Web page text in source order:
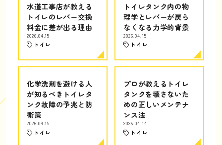
水道工事店が教える
トイレのレバー交換
料金に差が出る理由
2026.04.15
トイレ
トイレタンク内の物
理学とレバーが戻ら
なくなる力学的背景
2026.04.15
トイレ
化学洗剤を避ける人
が知るべきトイレタ
ンク故障の予兆と防
衛策
2026.04.15
トイレ
プロが教えるトイレ
タンクを壊さないた
めの正しいメンテナ
ンス法
2026.04.14
トイレ